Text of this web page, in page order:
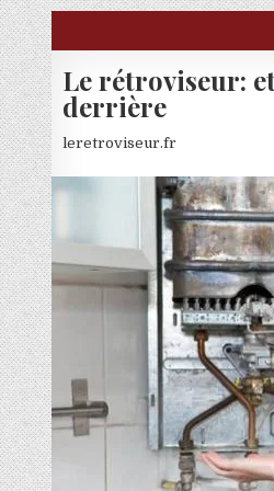
Skip to content
Le rétroviseur:
derrière
leretroviseur.fr